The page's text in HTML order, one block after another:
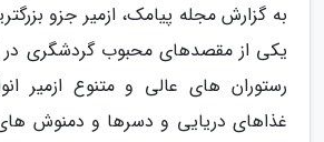
به گزارش مجله پیامک، ازمیر جزو
یکی از مقصدهای محبوب گردشگری
رستوران های عالی و متنوع ازمیر
غذاهای دریایی و دسرها و دمنوش